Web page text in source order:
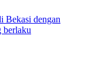
Bekasi dengan
berlaku